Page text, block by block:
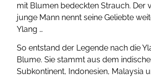
mit Blumen bedeckten Strauch. Der
junge Mann nennt seine Geliebte
Ylang …
So entstand der Legende nach die
Blume. Sie stammt aus dem
Subkontinent, Indonesien, Malaysia